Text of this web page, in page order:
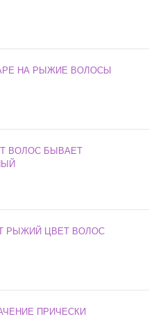
НА РЫЖИЕ ВОЛОСЫ
ВОЛОС БЫВАЕТ
РЫЖИЙ ЦВЕТ ВОЛОС
ПРИЧЕСКИ